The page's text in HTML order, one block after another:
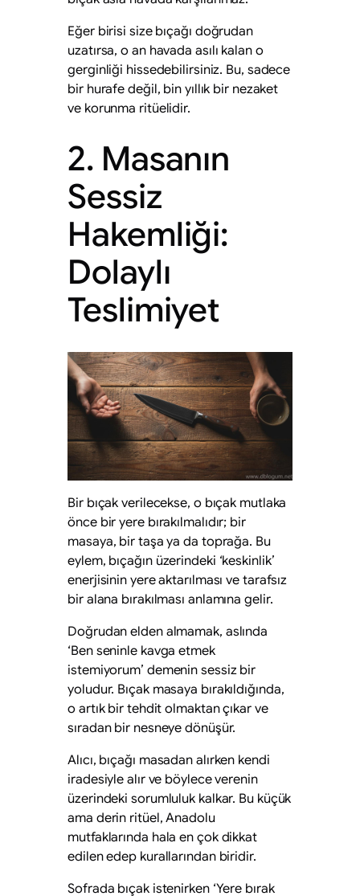
Eğer birisi size bıçağı doğrudan
uzatırsa, o an havada asılı kalan o
gerginliği hissedebilirsiniz. Bu, sadece
bir hurafe değil, bin yıllık bir nezaket
ve korunma ritüelidir.
2. Masanın
Sessiz
Hakemliği:
Dolaylı
Teslimiyet
Bir bıçak verilecekse, o bıçak mutlaka
önce bir yere bırakılmalıdır; bir
masaya, bir taşa ya da toprağa. Bu
eylem, bıçağın üzerindeki ‘keskinlik’
enerjisinin yere aktarılması ve tarafsız
bir alana bırakılması anlamına gelir.
Doğrudan elden almamak, aslında
‘Ben seninle kavga etmek
istemiyorum’ demenin sessiz bir
yoludur. Bıçak masaya bırakıldığında,
o artık bir tehdit olmaktan çıkar ve
sıradan bir nesneye dönüşür.
Alıcı, bıçağı masadan alırken kendi
iradesiyle alır ve böylece verenin
üzerindeki sorumluluk kalkar. Bu küçük
ama derin ritüel, Anadolu
mutfaklarında hala en çok dikkat
edilen edep kurallarından biridir.
Sofrada bıçak istenirken ‘Yere bırak